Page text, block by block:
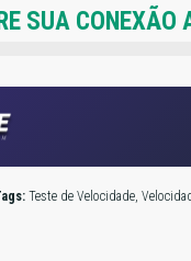
SUA CONEXÃO
Teste de Velocidade,